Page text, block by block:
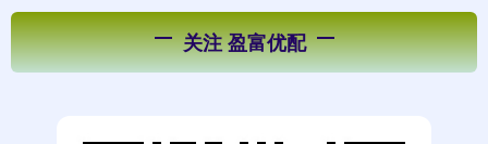
关注 盈富优配